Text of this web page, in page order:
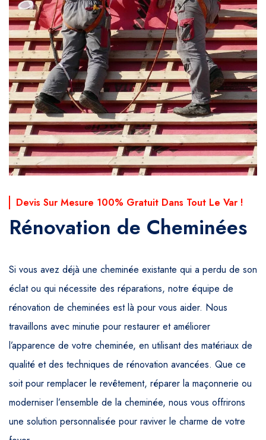
Devis Sur Mesure 100% Gratuit Dans Tout Le Var !
Rénovation de Cheminées
Si vous avez déjà une cheminée existante qui a perdu de son
éclat ou qui nécessite des réparations, notre équipe de
rénovation de cheminées est là pour vous aider. Nous
travaillons avec minutie pour restaurer et améliorer
l’apparence de votre cheminée, en utilisant des matériaux de
qualité et des techniques de rénovation avancées. Que ce
soit pour remplacer le revêtement, réparer la maçonnerie ou
moderniser l’ensemble de la cheminée, nous vous offrirons
une solution personnalisée pour raviver le charme de votre